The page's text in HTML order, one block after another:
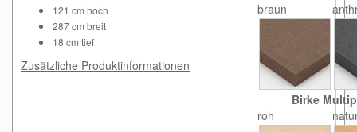
121 cm hoch
287 cm breit
18 cm tief
Zusätzliche Produktinformationen
braun
Birke
roh